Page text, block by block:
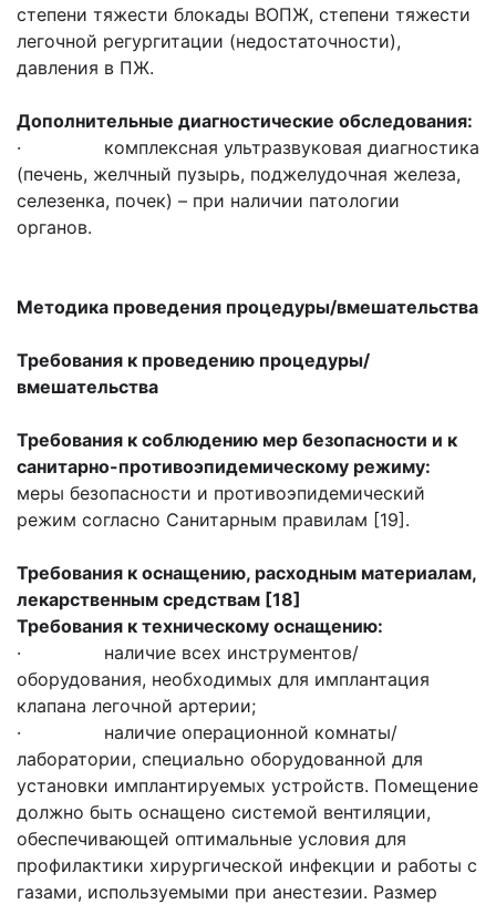
степени тяжести блокады ВОПЖ, степени тяжести
легочной регургитации (недостаточности),
давления в ПЖ.
Дополнительные диагностические обследования:
· комплексная ультразвуковая диагностика
(печень, желчный пузырь, поджелудочная железа,
селезенка, почек) – при наличии патологии
органов.
Методика проведения процедуры/вмешательства
Требования к проведению процедуры/
вмешательства
Требования к соблюдению мер безопасности и к
санитарно-противоэпидемическому режиму:
меры безопасности и противоэпидемический
режим согласно Санитарным правилам [19].
Требования к оснащению, расходным материалам,
лекарственным средствам [18]
Требования к техническому оснащению:
· наличие всех инструментов/
оборудования, необходимых для имплантация
клапана легочной артерии;
· наличие операционной комнаты/
лаборатории, специально оборудованной для
установки имплантируемых устройств. Помещение
должно быть оснащено системой вентиляции,
обеспечивающей оптимальные условия для
профилактики хирургической инфекции и работы с
газами, используемыми при анестезии. Размер